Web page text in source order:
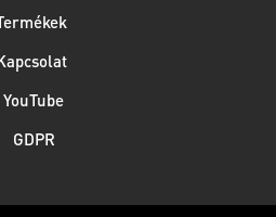
YouTube
GDPR